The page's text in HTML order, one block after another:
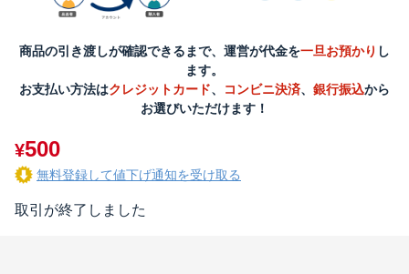
商品の引き渡しが確認できるまで、運営が代金を一旦お預かり し
ます。
お支払い方法はクレジットカード、 コンビニ決済、 銀行振込から
お選びいただけます！
¥500
無料登録して値下げ通知を受け取る
取引が終了しました